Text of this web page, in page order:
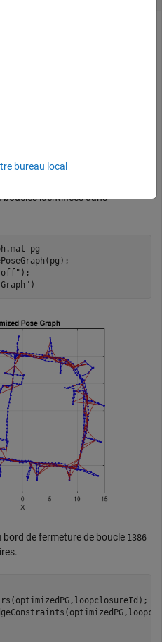
du graphique de pose. Pour
la pose relative d'un bord de
d'optimiser le graphique de
la fermeture de boucle parasite
résultats.
le graphique de pose. Tracez
identifiées dans
pg
);
)
de fermeture de boucle 1386
bureau local